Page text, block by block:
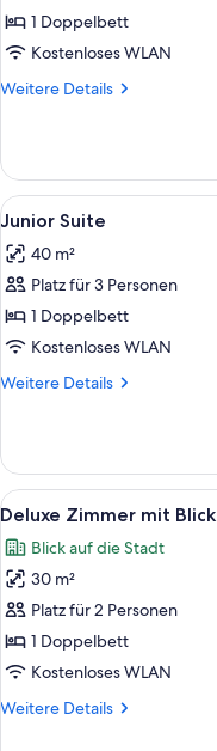
mit
Blick
1 Doppelbett
Kostenloses WLAN
Weitere Details
Weitere
Suite
mit
Blick
Alle
Fotos
für
Junior
Suite
anzeigen
4
Junior Suite
40 m²
Platz für 3 Personen
1 Doppelbett
Kostenloses WLAN
Weitere Details
Weitere
Suite
Alle
Fotos
für
Deluxe
Zimmer
mit
Blick
8
Deluxe Zimmer mit Blick
Blick auf die Stadt
30 m²
Platz für 2 Personen
1 Doppelbett
Kostenloses WLAN
Weitere Details
Weitere